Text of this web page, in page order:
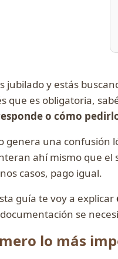
jubilado y estás
que es obligatoria,
o cómo
genera una confusión
ahí mismo que el
casos, pago igual.
guía te voy a explicar
se
lo más